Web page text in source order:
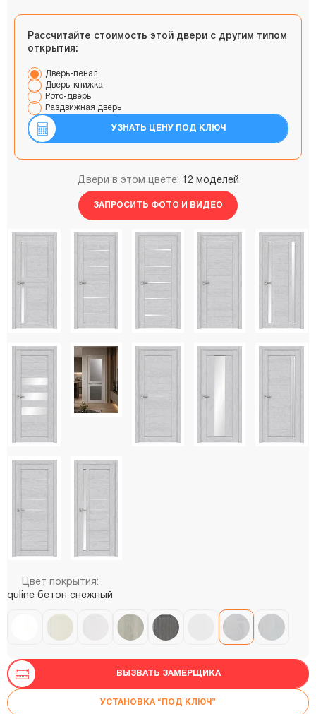
Рассчитайте стоимость этой двери с другим типом
открытия:
Дверь-пенал
Дверь-книжка
Рото-дверь
Раздвижная дверь
УЗНАТЬ ЦЕНУ ПОД КЛЮЧ
Двери в этом цвете: 12 моделей
ЗАПРОСИТЬ ФОТО И ВИДЕО
Цвет покрытия:
quline бетон снежный
ВЫЗВАТЬ ЗАМЕРЩИКА
УСТАНОВКА “ПОД КЛЮЧ”